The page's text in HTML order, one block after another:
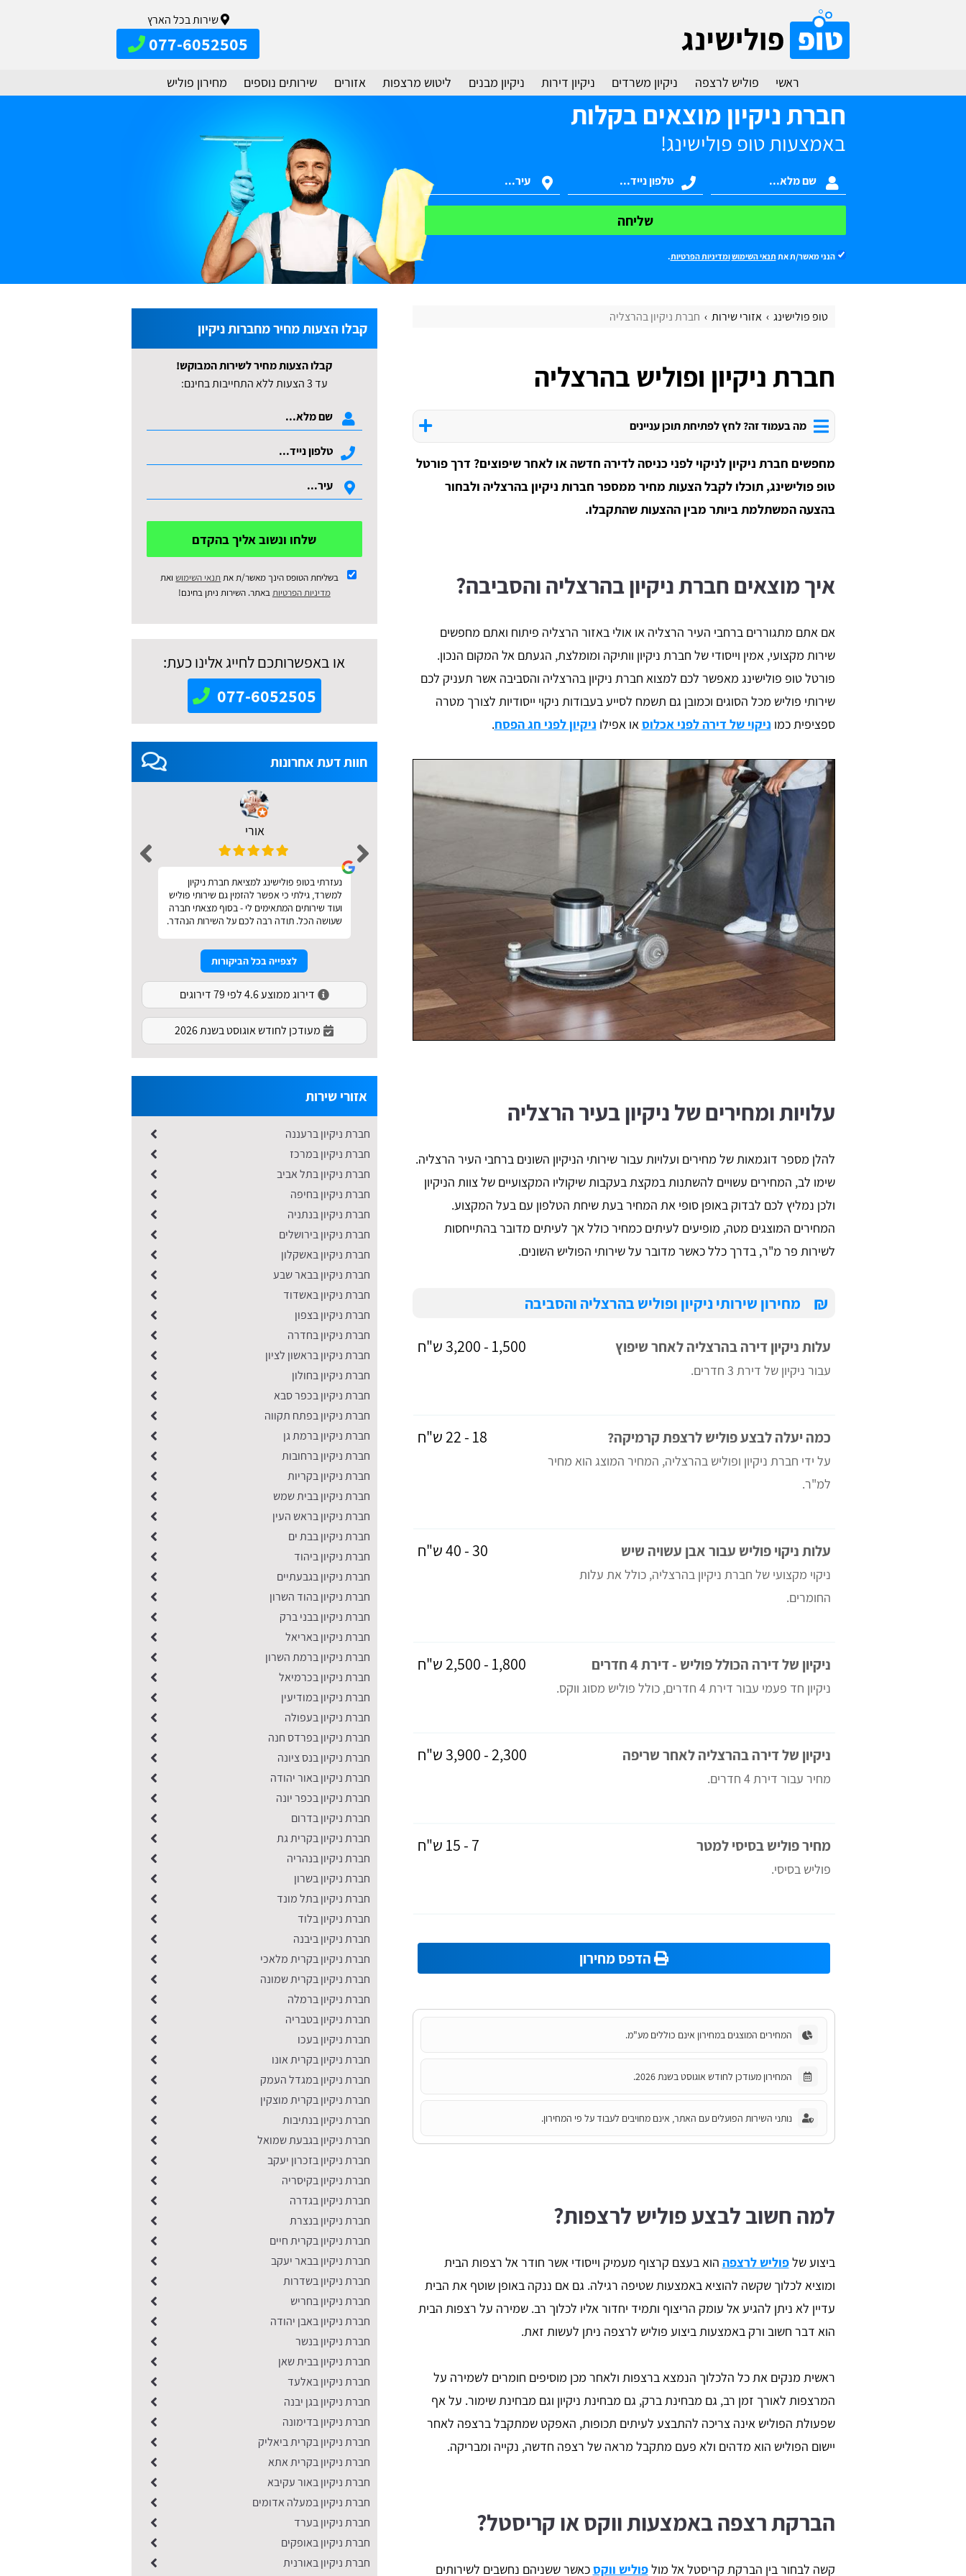
שירות בכל הארץ
077-6052505
ראשי פוליש לרצפה ניקיון משרדים ניקיון דירות ניקיון מבנים ליטוש מרצפות אזורים שירותים נוספים מחירון פוליש
חברת ניקיון מוצאים בקלות
באמצעות טופ פולישינג!
שליחה
הנני מאשר/ת את תנאי השימושומדיניות הפרטיות.
טופ פולישינג אזורי שירות חברת ניקיון בהרצליה
חברת ניקיון ופוליש בהרצליה
מה בעמוד זה? לחץ לפתיחת תוכן עניינים
מחפשים חברת ניקיון לניקוי לפני כניסה לדירה חדשה או לאחר שיפוצים? דרך פורטל
טופ פולישינג, תוכלו לקבל הצעות מחיר ממספר חברות ניקיון בהרצליה ולבחור
בהצעה המשתלמת ביותר מבין ההצעות שהתקבלו.
איך מוצאים חברת ניקיון בהרצליה והסביבה?
אם אתם מתגוררים ברחבי העיר הרצליה או אולי באזור הרצליה פיתוח ואתם מחפשים
שירות מקצועי, אמין וייסודי של חברת ניקיון וותיקה ומומלצת, הגעתם אל המקום הנכון.
פורטל טופ פולישינג מאפשר לכם למצוא חברת ניקיון בהרצליה והסביבה אשר תעניק לכם
שירותי פוליש מכל הסוגים וכמובן גם תשמח לסייע בעבודות ניקוי ייסודיות לצורך מטרה
ספציפית כמו ניקוי של דירה לפני אכלוסאו אפילו ניקיון לפני חג הפסח.
עלויות ומחירים של ניקיון בעיר הרצליה
להלן מספר דוגמאות של מחירים ועלויות עבור שירותי הניקיון השונים ברחבי העיר הרצליה.
שימו לב, המחירים עשויים להשתנות במקצת בעקבות שיקוליו המקצועיים של צוות הניקיון
ולכן נמליץ לכם לבדוק באופן סופי את המחיר בעת שיחת הטלפון עם בעל המקצוע.
המחירים המוצגים מטה, מופיעים לעיתים כמחיר כולל אך לעיתים מדובר בהתייחסות
לשירות פר מ"ר, בדרך כלל כאשר מדובר על שירותי הפוליש השונים.
₪ מחירון שירותי ניקיון ופוליש בהרצליה והסביבה
עלות ניקיון דירה בהרצליה לאחר שיפוץ
עבור ניקיון של דירת 3 חדרים.
1,500 - 3,200 ש"ח
כמה יעלה לבצע פוליש לרצפת קרמיקה?
על ידי חברת ניקיון ופוליש בהרצליה, המחיר המוצג הוא מחיר
למ"ר.
18 - 22 ש"ח
עלות ניקוי פוליש עבור אבן עשויה שיש
​​ניקוי מקצועי של חברת ניקיון בהרצליה, כולל את עלות
החומרים.
30 - 40 ש"ח
ניקיון של דירה הכולל פוליש - דירת 4 חדרים
ניקיון חד פעמי עבור דירת 4 חדרים, כולל פוליש מסוג ווקס.
1,800 - 2,500 ש"ח
ניקיון של דירה בהרצליה לאחר שריפה
מחיר עבור דירת 4 חדרים.
2,300 - 3,900 ש"ח
מחיר פוליש בסיסי למטר
פוליש בסיסי.
7 - 15 ש"ח
הדפס מחירון
המחירים המוצגים במחירון אינם כוללים מע"מ.
המחירון מעודכן לחודש אוגוסט בשנת 2026.
נותני השירות הפועלים עם האתר, אינם מחויבים לעבוד על פי המחירון.
למה חשוב לבצע פוליש לרצפות?
ביצוע שלפוליש לרצפה הוא בעצם קרצוף מעמיק וייסודי אשר חודר אל רצפות הבית
ומוציא לכלוך שקשה להוציא באמצעות שטיפה רגילה. גם אם ננקה באופן שוטף את הבית
עדיין לא ניתן להגיע אל עומק הריצוף ותמיד יחדור אליו לכלוך רב. שמירה על רצפות הבית
הוא דבר חשוב ורק באמצעות ביצוע פוליש לרצפה ניתן לעשות זאת.
ראשית מנקים את כל הלכלוך הנמצא ברצפות ולאחר מכן מוסיפים חומרים לשמירה על
המרצפות לאורך זמן רב, גם מבחינת ברק, גם מבחינת ניקיון וגם מבחינת שימור. על אף
שפעולת הפוליש אינה צריכה להתבצע לעיתים תכופות, האפקט שמתקבל ברצפה לאחר
יישום הפוליש הוא מדהים ולא פעם מתקבל מראה של רצפה חדשה, נקייה ומבריקה.
הברקת רצפה באמצעות ווקס או קריסטל?
קשה לבחור בין הברקת קריסטל אל מולפוליש ווקסכאשר ששניהם נחשבים לשירותים
קבלו הצעות מחיר מחברות ניקיון
קבלו הצעות מחיר לשירות המבוקש!
עד 3 הצעות ללא התחייבות בחינם:
שלחו ונשוב אליך בהקדם
בשליחת הטופס הינך מאשר/ת את תנאי השימושואת
מדיניות הפרטיותבאתר. השירות ניתן בחינם!
או באפשרותכם לחייג אלינו כעת:
077-6052505
חוות דעת אחרונות
אורי
נעזרתי בטופ פולישינג למציאת חברת ניקיון
למשרד, גילתי כי אפשר להזמין גם שירותי פוליש
ועוד שירותים המתאימים לי - בסוף מצאתי חברה
שעושה הכל. תודה רבה לכם על השירות הנהדר.
הזמנתי פוליש וניקיון אחרי שיפוץ. עשיתי דרכם
השוואת מחירים ממש כמו שכתוב באתר. קיבלתי
את ההצעות והצלחתי גם לבחור במישהו זול וטוב.
Daniel Zafrani
חברת ניקיון מקצועית כאשר סיימתי
שיפוץ בבית. אתר מדהים, ממליץ בחום
לצפייה בכל הביקורות
דירוג ממוצע 4.6 לפי 79 דירוגים
מעודכן לחודש אוגוסט בשנת 2026
אזורי שירות
חברת ניקיון ברעננה
חברת ניקיון במרכז
חברת ניקיון בתל אביב
חברת ניקיון בחיפה
חברת ניקיון בנתניה
חברת ניקיון בירושלים
חברת ניקיון באשקלון
חברת ניקיון בבאר שבע
חברת ניקיון באשדוד
חברת ניקיון בצפון
חברת ניקיון בחדרה
חברת ניקיון בראשון לציון
חברת ניקיון בחולון
חברת ניקיון בכפר סבא
חברת ניקיון בפתח תקווה
חברת ניקיון ברמת גן
חברת ניקיון ברחובות
חברת ניקיון בקריות
חברת ניקיון בבית שמש
חברת ניקיון בראש העין
חברת ניקיון בבת ים
חברת ניקיון ביהוד
חברת ניקיון בגבעתיים
חברת ניקיון בהוד השרון
חברת ניקיון בבני ברק
חברת ניקיון באריאל
חברת ניקיון ברמת השרון
חברת ניקיון בכרמיאל
חברת ניקיון במודיעין
חברת ניקיון בעפולה
חברת ניקיון בפרדס חנה
חברת ניקיון בנס ציונה
חברת ניקיון באור יהודה
חברת ניקיון בכפר יונה
​חברת ניקיון בדרום
חברת ניקיון בקרית גת
חברת ניקיון בנהריה
חברת ניקיון בשרון
חברת ניקיון בתל מונד
חברת ניקיון בלוד
חברת ניקיון ביבנה
חברת ניקיון בקרית מלאכי
חברת ניקיון בקרית שמונה
חברת ניקיון ברמלה
חברת ניקיון בטבריה
חברת ניקיון בעכו
חברת ניקיון בקרית אונו
חברת ניקיון במגדל העמק
חברת ניקיון בקרית מוצקין
חברת ניקיון בנתיבות
חברת ניקיון בגבעת שמואל
חברת ניקיון בזכרון יעקב
חברת ניקיון בקיסריה
חברת ניקיון בגדרה
חברת ניקיון בנצרת
חברת ניקיון בקרית חיים
חברת ניקיון בבאר יעקב
חברת ניקיון בשדרות
חברת ניקיון בחריש
חברת ניקיון באבן יהודה
חברת ניקיון בנשר
חברת ניקיון בבית שאן
חברת ניקיון באלעד
חברת ניקיון בגן יבנה
חברת ניקיון בדימונה
חברת ניקיון בקרית ביאליק
חברת ניקיון בקרית אתא
חברת ניקיון באור עקיבא
חברת ניקיון במעלה אדומים
חברת ניקיון בערד
חברת ניקיון באופקים
חברת ניקיון באורנית